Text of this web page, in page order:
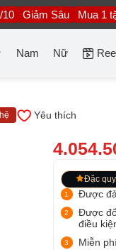
10 Giảm Sâu Mua 1
Nam Nữ
Yêu thích
Đặc
Được
Được
điều
Miễn